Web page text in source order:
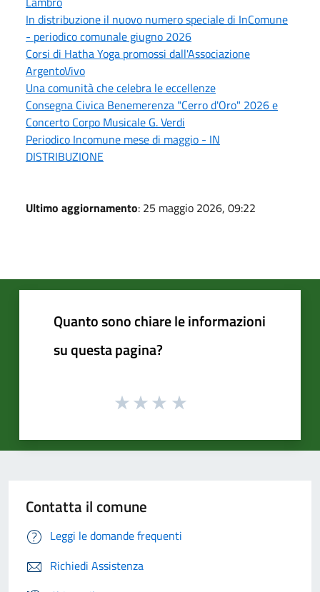
In distribuzione il nuovo numero speciale di InComune
- periodico comunale giugno 2026
Corsi di Hatha Yoga promossi dall'Associazione
ArgentoVivo
Una comunità che celebra le eccellenze
Consegna Civica Benemerenza "Cerro d'Oro" 2026 e
Concerto Corpo Musicale G. Verdi
Periodico Incomune mese di maggio - IN
DISTRIBUZIONE
Ultimo aggiornamento: 25 maggio 2026, 09:22
Quanto sono chiare le informazioni
su questa pagina?
Contatta il comune
Leggi le domande frequenti
Richiedi Assistenza